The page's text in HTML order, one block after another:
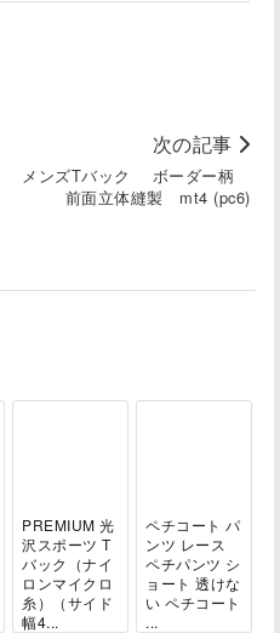
次の記事
メンズTバック ボーダー柄
前面立体縫製 mt4 (pc6)
PREMIUM 光
沢スポーツ T
バック（ナイ
ロンマイクロ
糸）（サイド
幅4...
ペチコート パ
ンツ レース
ペチパンツ シ
ョート 透けな
い ペチコート
...